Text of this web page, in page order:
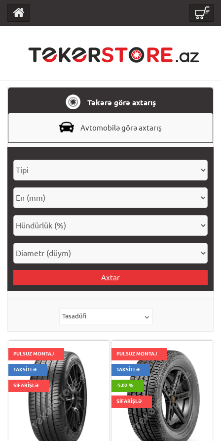
Təkərə görə axtarış
Avtomobilə görə axtarış
Axtar
Təsadüfi
PULSUZ MONTAJ
TAKSİTLƏ
SİFARİŞLƏ
PULSUZ MONTAJ
TAKSİTLƏ
-5.02 %
SİFARİŞLƏ